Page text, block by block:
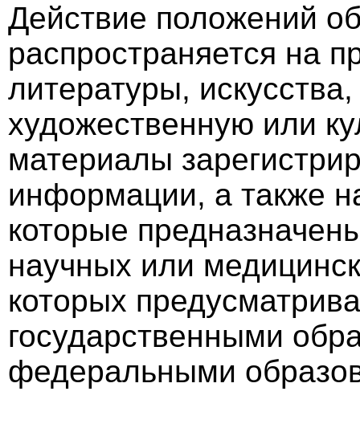
Действие положений
распространяется на
литературы,
художественную или
материалы
информации, а также
которые
научных или
которых
государственными
федеральными